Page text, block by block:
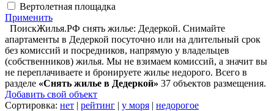
Вертолетная площадка
Применить
ПоискЖилья.РФ снять жилье: Дедеркой. Снимайте
апартаменты в Дедеркой посуточно или на длительный срок
без комиссий и посредников, напрямую у владельцев
(собственников) жилья. Мы не взимаем комиссий, а значит вы
не переплачиваете и бронируете жилье недорого. Всего в
разделе «Снять жилье в Дедеркой» 37 объектов размещения.
Добавить свой объект
Сортировка: нет | рейтинг | у моря | недорогое